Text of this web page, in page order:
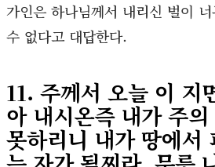
가인은 하나님께서 내리신 벌이
수 없다고 대답한다.
11. 주께서 오늘 이 지
아 내시온즉 내가 주
못하리니 내가 땅에서